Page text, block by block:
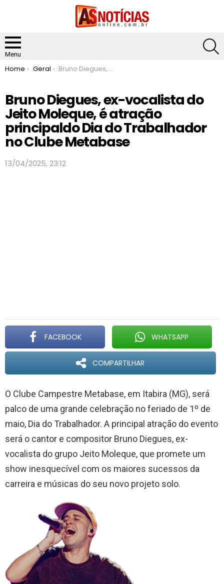
Menu
You are here:
Home Geral Bruno Diegues, ex-vocalista do Jeito Moleque, é atração principaldo Dia do Trabalhador no Clube Metabase
Bruno Diegues, ex-vocalista do
Jeito Moleque, é atração
principaldo Dia do Trabalhador
no Clube Metabase
13/04/2025, 23:12
FACEBOOK WHATSAPP
COMPARTILHAR
O Clube Campestre Metabase, em Itabira (MG), será
palco de uma grande celebração no feriado de 1º de
maio, Dia do Trabalhador. A principal atração do evento
será o cantor e compositor Bruno Diegues, ex-
vocalista do grupo Jeito Moleque, que promete um
show inesquecível com os maiores sucessos da
carreira e músicas do seu novo projeto solo.